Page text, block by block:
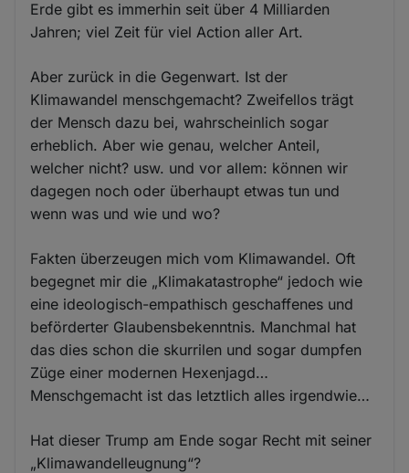
Erde gibt es immerhin seit über 4 Milliarden
Jahren; viel Zeit für viel Action aller Art.
Aber zurück in die Gegenwart. Ist der
Klimawandel menschgemacht? Zweifellos trägt
der Mensch dazu bei, wahrscheinlich sogar
erheblich. Aber wie genau, welcher Anteil,
welcher nicht? usw. und vor allem: können wir
dagegen noch oder überhaupt etwas tun und
wenn was und wie und wo?
Fakten überzeugen mich vom Klimawandel. Oft
begegnet mir die „Klimakatastrophe“ jedoch wie
eine ideologisch-empathisch geschaffenes und
beförderter Glaubensbekenntnis. Manchmal hat
das dies schon die skurrilen und sogar dumpfen
Züge einer modernen Hexenjagd…
Menschgemacht ist das letztlich alles irgendwie…
Hat dieser Trump am Ende sogar Recht mit seiner
„Klimawandelleugnung“?